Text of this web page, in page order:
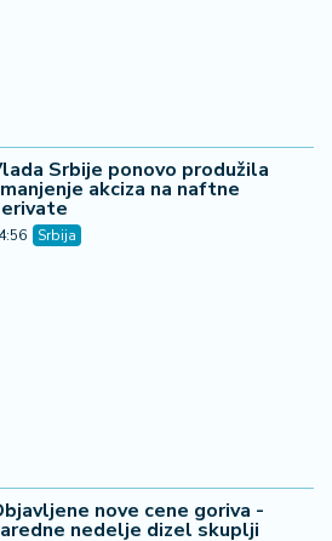
Srbije ponovo produžila
akciza na naftne
Srbija
nove cene goriva -
nedelje dizel skuplji